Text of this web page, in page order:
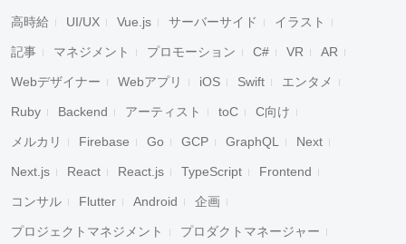
高時給 UI/UX Vue.js サーバーサイド イラスト
記事 マネジメント プロモーション C# VR AR
Webデザイナー Webアプリ iOS Swift エンタメ
Ruby Backend アーティスト toC C向け
メルカリ Firebase Go GCP GraphQL Next
Next.js React React.js TypeScript Frontend
コンサル Flutter Android 企画
プロジェクトマネジメント プロダクトマネージャー